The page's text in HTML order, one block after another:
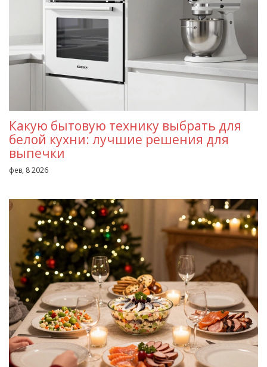
Какую бытовую технику выбрать для
белой кухни: лучшие решения для
выпечки
фев, 8 2026